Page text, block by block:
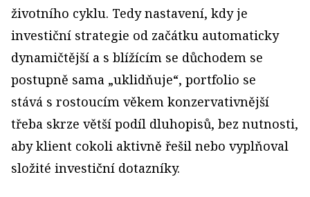
životního cyklu. Tedy nastavení, kdy je
investiční strategie od začátku automaticky
dynamičtější a s blížícím se důchodem se
postupně sama „uklidňuje“, portfolio se
stává s rostoucím věkem konzervativnější
třeba skrze větší podíl dluhopisů, bez nutnosti,
aby klient cokoli aktivně řešil nebo vyplňoval
složité investiční dotazníky.